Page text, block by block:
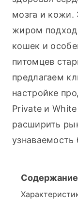
мозга и кожи.
жиром
кошек и
питомцев
предлагаем
настройке
Private и
расширить
узнаваемость
Содержание